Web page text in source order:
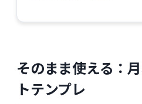
そのまま使える：
トテンプレ